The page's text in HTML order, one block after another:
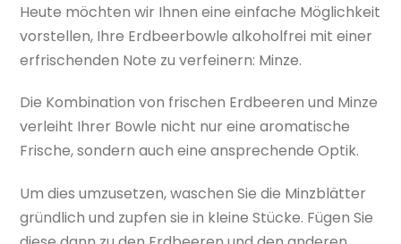
Heute möchten wir Ihnen eine einfache Möglichkeit
vorstellen, Ihre Erdbeerbowle alkoholfrei mit einer
erfrischenden Note zu verfeinern: Minze.
Die Kombination von frischen Erdbeeren und Minze
verleiht Ihrer Bowle nicht nur eine aromatische
Frische, sondern auch eine ansprechende Optik.
Um dies umzusetzen, waschen Sie die Minzblätter
gründlich und zupfen sie in kleine Stücke. Fügen Sie